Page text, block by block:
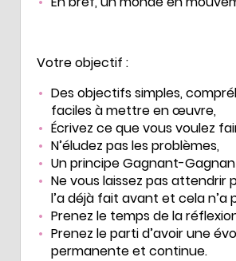
Votre objectif :
Des objectifs simples,
faciles à mettre en œuvre,
Écrivez ce que vous voulez
N’éludez pas les problèmes,
Un principe Gagnant-
Ne vous laissez pas attendrir
l’a déjà fait avant et cela n’a
Prenez le temps de la
Prenez le parti d’avoir une
permanente et continue.